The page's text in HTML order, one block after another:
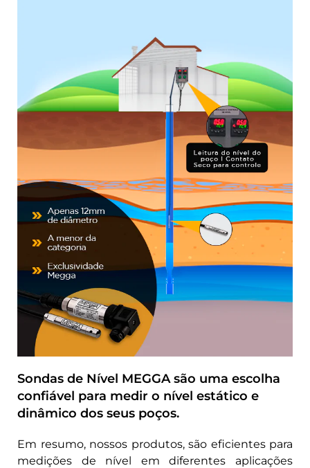
Sondas de Nível MEGGA são uma escolha
confiável para medir o nível estático e
dinâmico dos seus poços.
Em resumo, nossos produtos, são eficientes para
medições de nível em diferentes aplicações